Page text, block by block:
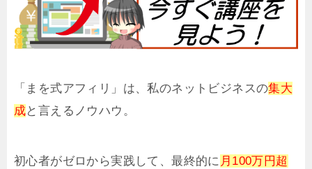
「まを式アフィリ」は、私のネットビジネスの集大
成と言えるノウハウ。
初心者がゼロから実践して、最終的に 月100万円超